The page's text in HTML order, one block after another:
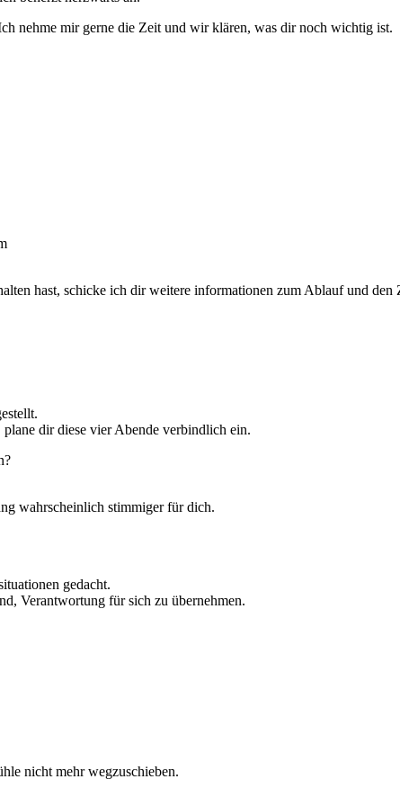
nehme mir gerne die Zeit und wir klären, was dir noch wichtig ist.
hast, schicke ich dir weitere informationen zum Ablauf und den
dir diese vier Abende verbindlich ein.
wahrscheinlich stimmiger für dich.
gedacht.
Verantwortung für sich zu übernehmen.
nicht mehr wegzuschieben.